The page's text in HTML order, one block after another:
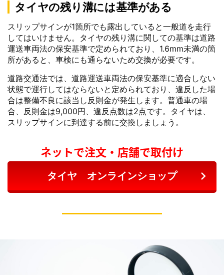
タイヤの残り溝には基準がある
スリップサインが1箇所でも露出していると一般道を走行
してはいけません。タイヤの残り溝に関しての基準は道路
運送車両法の保安基準で定められており、1.6mm未満の箇
所があると、車検にも通らないため交換が必要です。
道路交通法では、道路運送車両法の保安基準に適合しない
状態で運行してはならないと定められており、違反した場
合は整備不良に該当し反則金が発生します。普通車の場
合、反則金は9,000円、違反点数は2点です。タイヤは、
スリップサインに到達する前に交換しましょう。
ネットで注文・店舗で取付け
タイヤ オンラインショップ